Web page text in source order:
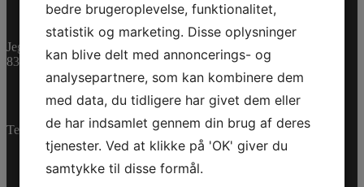
Jegstrupvej 280
8361 Hasselager
Telefon:+45 70 200 600
bedre brugeroplevelse, funktionalitet,
statistik og marketing. Disse oplysninger
kan blive delt med annoncerings- og
analysepartnere, som kan kombinere dem
med data, du tidligere har givet dem eller
de har indsamlet gennem din brug af deres
tjenester. Ved at klikke på 'OK' giver du
samtykke til disse formål.